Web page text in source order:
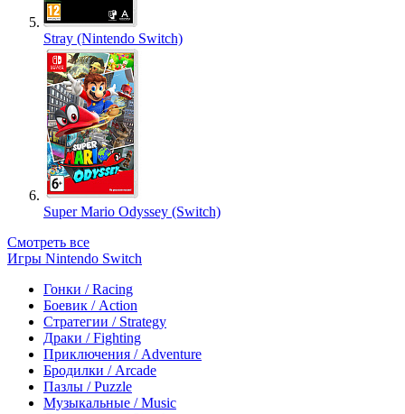
Stray (Nintendo Switch)
Super Mario Odyssey (Switch)
Смотреть все
Игры Nintendo Switch
Гонки / Racing
Боевик / Action
Стратегии / Strategy
Драки / Fighting
Приключения / Adventure
Бродилки / Arcade
Пазлы / Puzzle
Музыкальные / Music